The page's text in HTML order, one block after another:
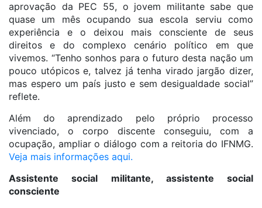
aprovação da PEC 55, o jovem militante sabe que
quase um mês ocupando sua escola serviu como
experiência e o deixou mais consciente de seus
direitos e do complexo cenário político em que
vivemos. “Tenho sonhos para o futuro desta nação um
pouco utópicos e, talvez já tenha virado jargão dizer,
mas espero um país justo e sem desigualdade social”
reflete.
Além do aprendizado pelo próprio processo
vivenciado, o corpo discente conseguiu, com a
ocupação, ampliar o diálogo com a reitoria do IFNMG.
Veja mais informações aqui.
Assistente social militante, assistente social
consciente